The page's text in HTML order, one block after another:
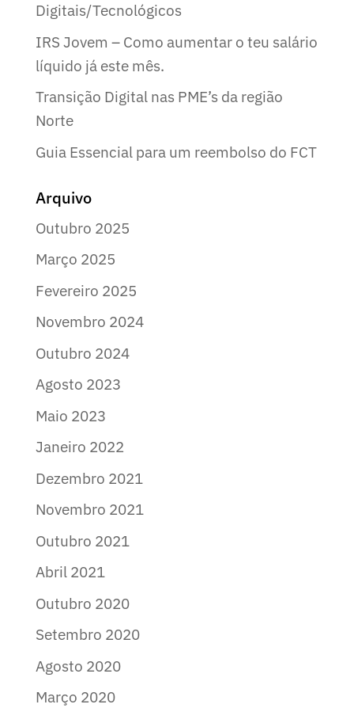
Digitais/Tecnológicos
IRS Jovem – Como aumentar o teu salário
líquido já este mês.
Transição Digital nas PME’s da região
Norte
Guia Essencial para um reembolso do FCT
Arquivo
Outubro 2025
Março 2025
Fevereiro 2025
Novembro 2024
Outubro 2024
Agosto 2023
Maio 2023
Janeiro 2022
Dezembro 2021
Novembro 2021
Outubro 2021
Abril 2021
Outubro 2020
Setembro 2020
Agosto 2020
Março 2020